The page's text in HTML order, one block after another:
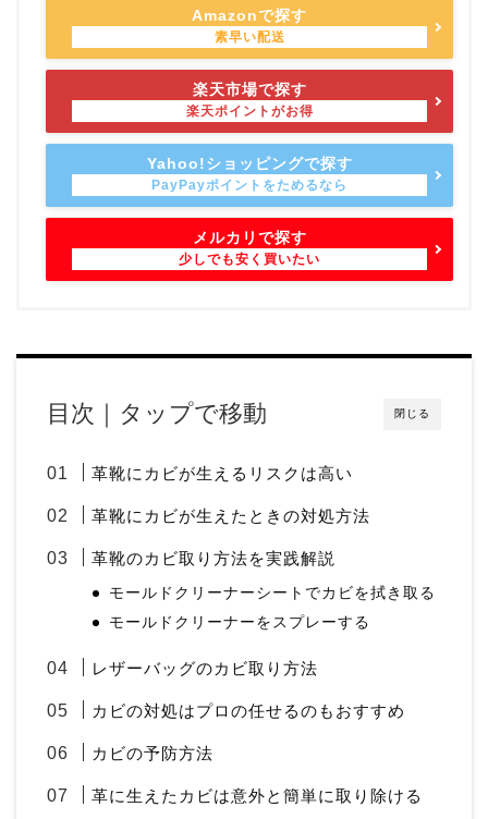
Amazonで探す
楽天市場で探す
Yahoo!ショッピングで探す
メルカリで探す
閉じる
目次｜タップで移動
革靴にカビが生えるリスクは高い
革靴にカビが生えたときの対処方法
革靴のカビ取り方法を実践解説
モールドクリーナーシートでカビを拭き取る
モールドクリーナーをスプレーする
レザーバッグのカビ取り方法
カビの対処はプロの任せるのもおすすめ
カビの予防方法
革に生えたカビは意外と簡単に取り除ける